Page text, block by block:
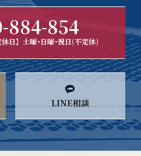
884-854
日】土曜･日曜･祝日(不定休)
LINE相談